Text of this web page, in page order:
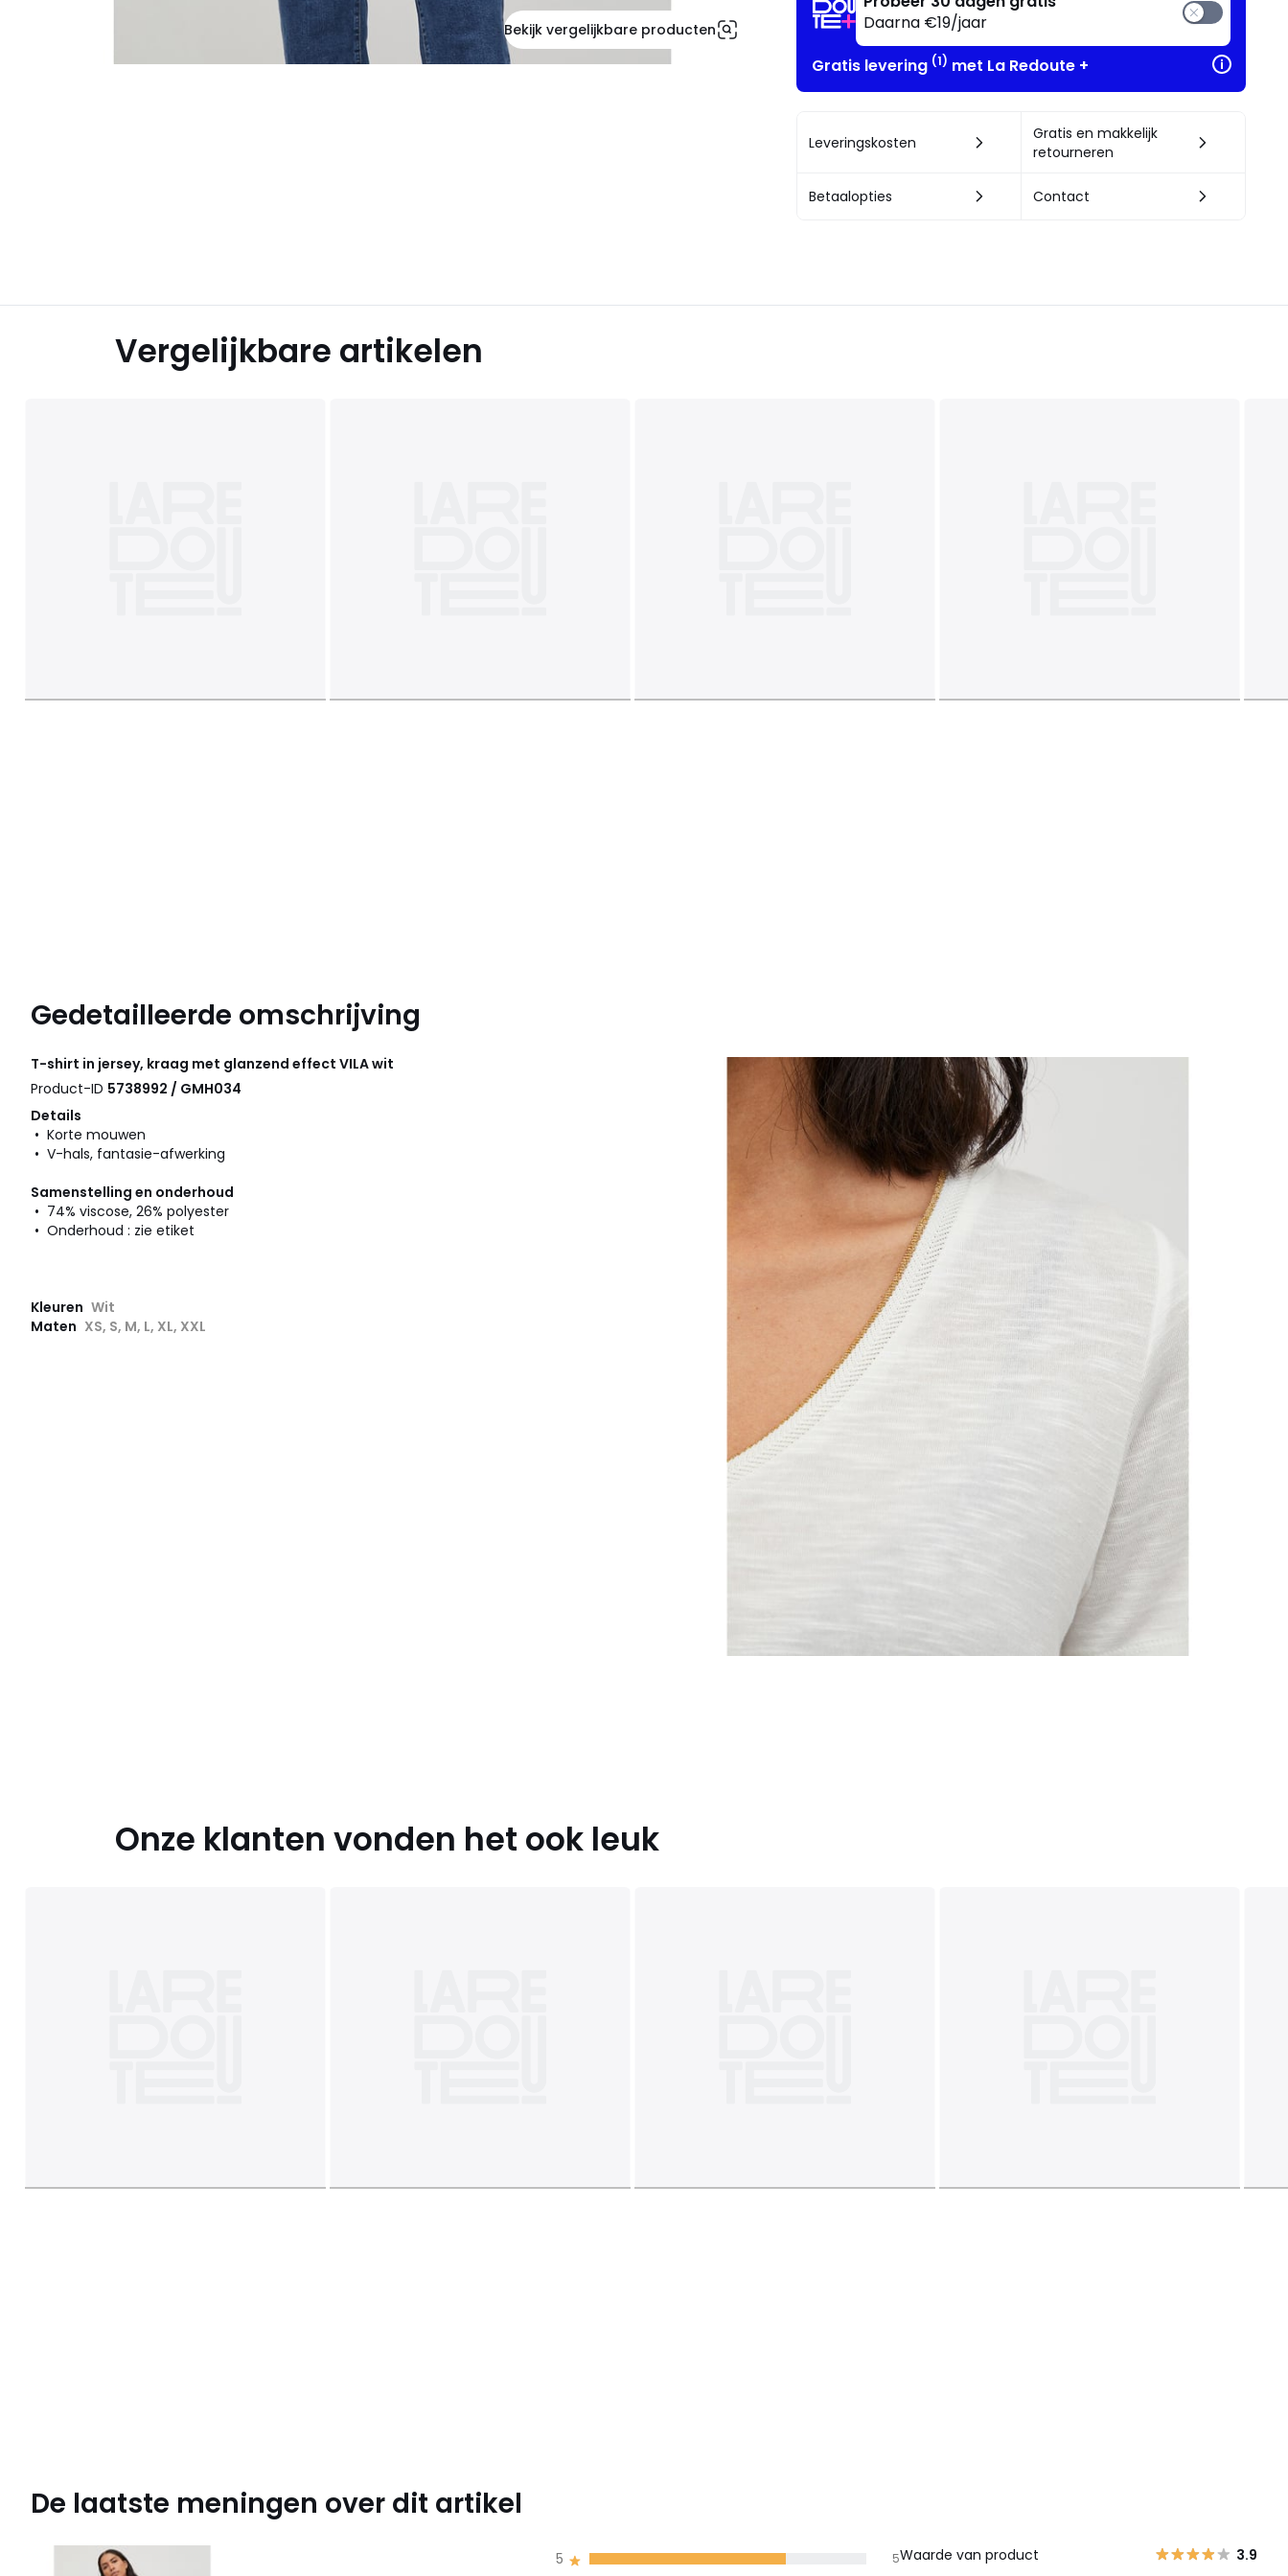
Bekijk vergelijkbare producten
Daarna €19/jaar
Gratis levering (1) met La Redoute +
Leveringskosten
Gratis en makkelijk
retourneren
Betaalopties Contact
Vergelijkbare artikelen
Gedetailleerde omschrijving
T-shirt in jersey, kraag met glanzend effect VILAwit
Product-ID 5738992 / GMH034
Details
• Korte mouwen
• V-hals, fantasie-afwerking
Samenstelling en onderhoud
• 74% viscose, 26% polyester
• Onderhoud : zie etiket
Kleuren Wit
Maten XS, S, M, L, XL, XXL
Onze klanten vonden het ook leuk
De laatste meningen over dit artikel
5 5Waarde van product 3.9